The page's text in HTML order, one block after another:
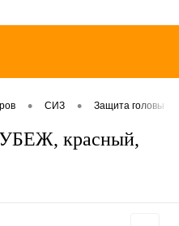
• СИЗ • Защита головы
красный,